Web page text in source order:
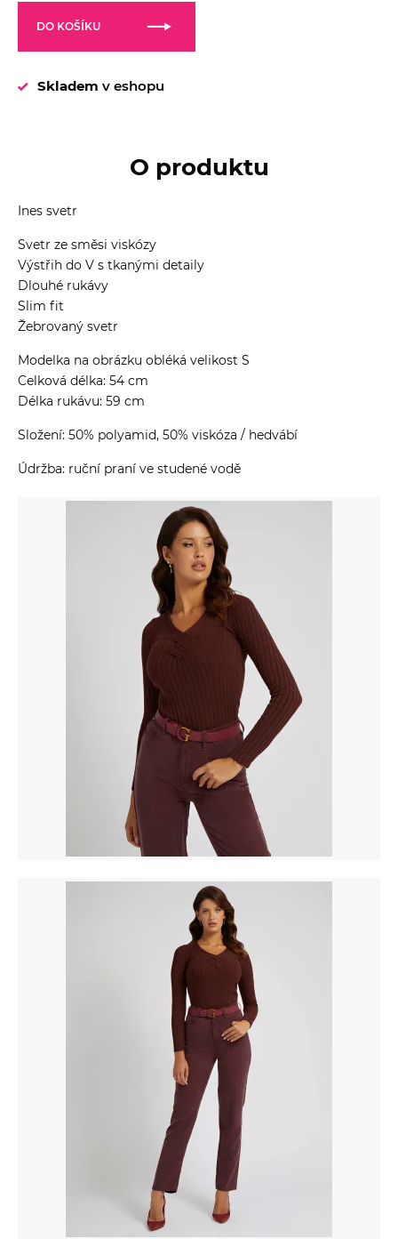
DO KOŠÍKU
Skladem v eshopu
O produktu
Ines svetr
Svetr ze směsi viskózy
Výstřih do V s tkanými detaily
Dlouhé rukávy
Slim fit
Žebrovaný svetr
Modelka na obrázku obléká velikost S
Celková délka: 54 cm
Délka rukávu: 59 cm
Složení: 50% polyamid, 50% viskóza / hedvábí
Údržba: ruční praní ve studené vodě